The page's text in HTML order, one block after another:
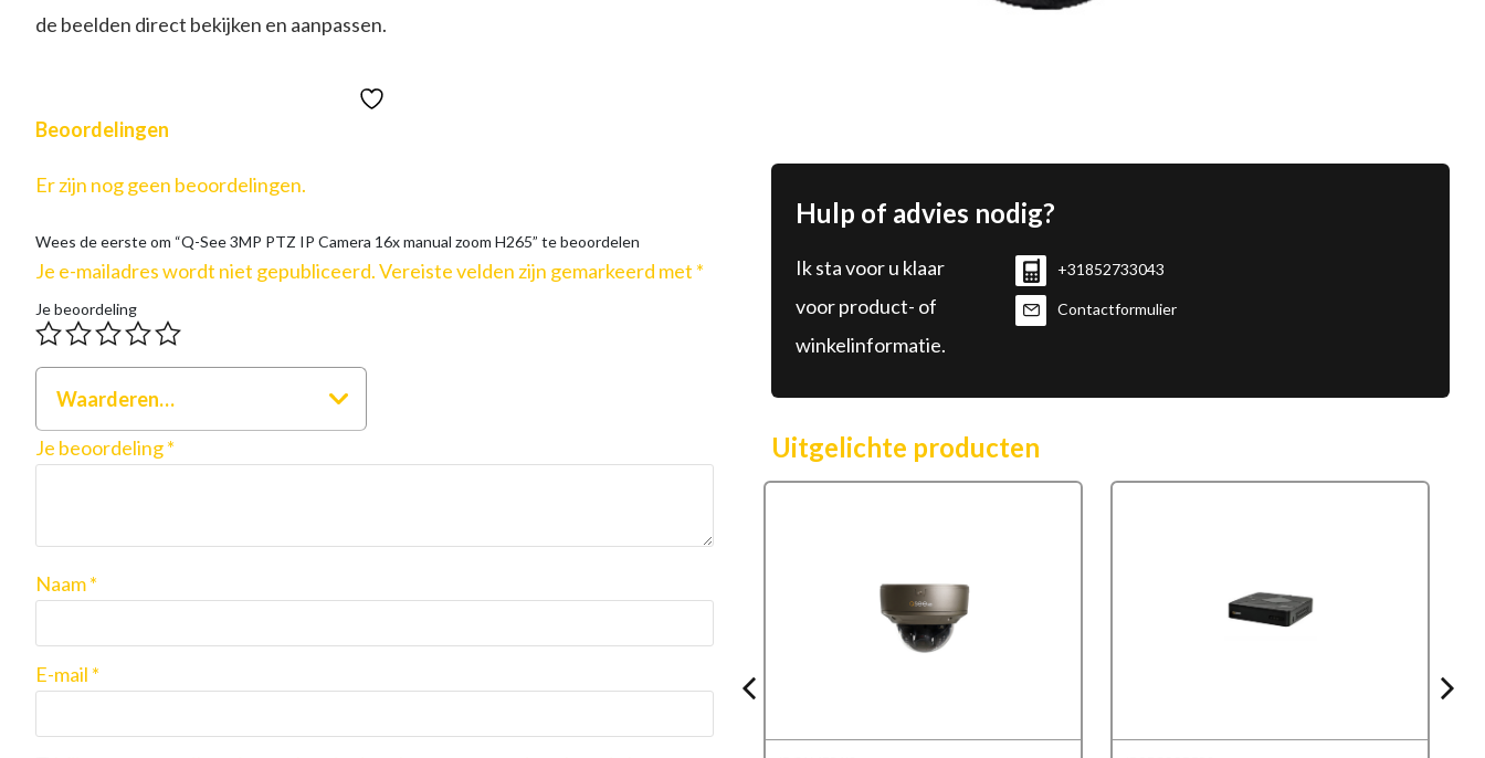
Hulp of advies nodig?
Ik sta voor u klaar
voor product- of
winkelinformatie.
+31852733043
Contactformulier
Uitgelichte producten
de beelden direct bekijken en aanpassen.
Beoordelingen
Er zijn nog geen beoordelingen.
Wees de eerste om “Q-See 3MP PTZ IP Camera 16x manual zoom H265” te beoordelen
Je e-mailadres wordt niet gepubliceerd.Vereiste velden zijn gemarkeerd met *
Je beoordeling
Waarderen…
Je beoordeling*
Naam*
E-mail *